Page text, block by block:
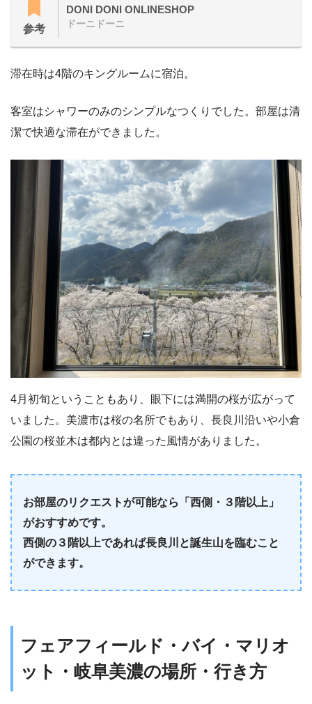
参考
DONI DONI ONLINESHOP
ドーニドーニ
滞在時は4階のキングルームに宿泊。
客室はシャワーのみのシンプルなつくりでした。部屋は清
潔で快適な滞在ができました。
4月初旬ということもあり、眼下には満開の桜が広がって
いました。美濃市は桜の名所でもあり、長良川沿いや小倉
公園の桜並木は都内とは違った風情がありました。
お部屋のリクエストが可能なら「西側・３階以上」
がおすすめです。
西側の３階以上であれば長良川と誕生山を臨むこと
ができます。
フェアフィールド・バイ・マリオ
ット・岐阜美濃の場所・行き方